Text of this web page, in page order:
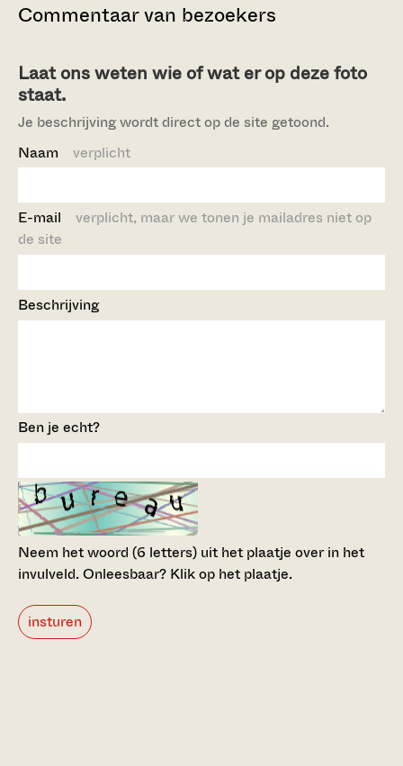
Commentaar van bezoekers
Laat ons weten wie of wat er op deze foto
staat.
Je beschrijving wordt direct op de site getoond.
Naam verplicht
E-mail verplicht, maar we tonen je mailadres niet op
de site
Beschrijving
Ben je echt?
Neem het woord (6 letters) uit het plaatje over in het
invulveld.Onleesbaar? Klik op het plaatje.
insturen